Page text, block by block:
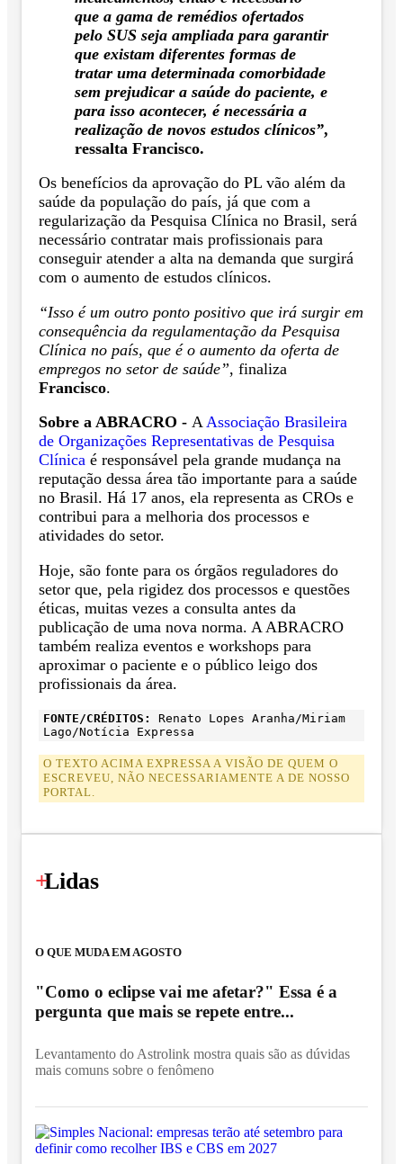
que a gama de remédios ofertados
pelo SUS seja ampliada para garantir
que existam diferentes formas de
tratar uma determinada comorbidade
sem prejudicar a saúde do paciente, e
para isso acontecer, é necessária a
realização de novos estudos clínicos”,
ressalta Francisco.
Os benefícios da aprovação do PL vão além da
saúde da população do país, já que com a
regularização da Pesquisa Clínica no Brasil, será
necessário contratar mais profissionais para
conseguir atender a alta na demanda que surgirá
com o aumento de estudos clínicos.
“Isso é um outro ponto positivo que irá surgir em
consequência da regulamentação da Pesquisa
Clínica no país, que é o aumento da oferta de
empregos no setor de saúde”, finaliza
Francisco.
Sobre a ABRACRO - AAssociação Brasileira
de Organizações Representativas de Pesquisa
Clínica é responsável pela grande mudança na
reputação dessa área tão importante para a saúde
no Brasil. Há 17 anos, ela representa as CROs e
contribui para a melhoria dos processos e
atividades do setor.
Hoje, são fonte para os órgãos reguladores do
setor que, pela rigidez dos processos e questões
éticas, muitas vezes a consulta antes da
publicação de uma nova norma. A ABRACRO
também realiza eventos e workshops para
aproximar o paciente e o público leigo dos
profissionais da área.
FONTE/CRÉDITOS:
Renato Lopes Aranha/Miriam
Lago/Notícia Expressa
O TEXTO ACIMA EXPRESSA A VISÃO DE QUEM O
ESCREVEU, NÃO NECESSARIAMENTE A DE NOSSO
PORTAL.
+
Lidas
O QUE MUDA EM AGOSTO
"Como o eclipse vai me afetar?" Essa é a
pergunta que mais se repete entre...
Levantamento do Astrolink mostra quais são as dúvidas
mais comuns sobre o fenômeno